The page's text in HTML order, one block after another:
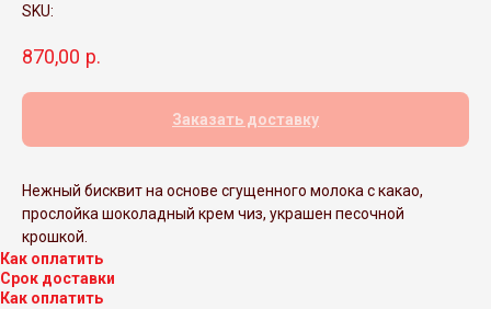
SKU:
870,00 р.
Заказать доставку
Нежный бисквит на основе сгущенного молока с какао,
прослойка шоколадный крем чиз, украшен песочной
крошкой.
Как оплатить
Срок доставки
Как оплатить